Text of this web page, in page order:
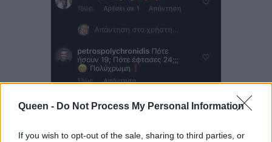
Queen - Do Not Process My Personal Information
If you wish to opt-out of the sale, sharing to third parties, or